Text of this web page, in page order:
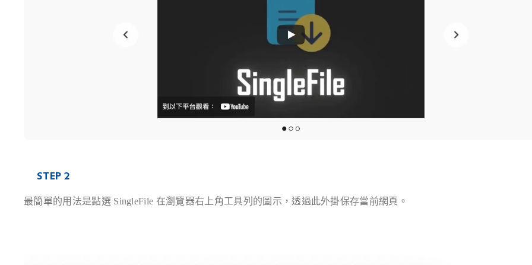
STEP 2
最簡單的用法是點選 SingleFile 在瀏覽器右上角工具列的圖示，透過此外掛保存當前網頁。